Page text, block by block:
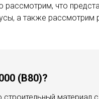
рассмотрим, что
а также рассмотрим
(В80)?